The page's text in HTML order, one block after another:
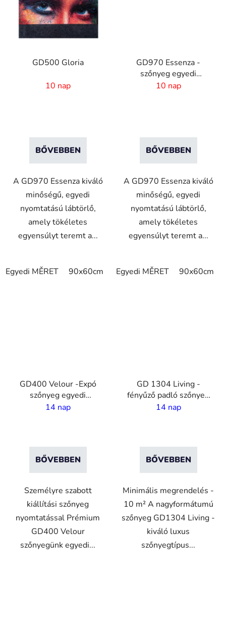
GD500 Gloria
10 nap
BŐVEBBEN
A GD970 Essenza kiváló
minőségű, egyedi
nyomtatású lábtörlő,
amely tökéletes
egyensúlyt teremt a...
Egyedi MĚRET 90x60cm 115x115cm 120x90cm
GD970 Essenza -
szőnyeg egyedi
nyomtatással
10 nap
BŐVEBBEN
A GD970 Essenza kiváló
minőségű, egyedi
nyomtatású lábtörlő,
amely tökéletes
egyensúlyt teremt a...
Egyedi MĚRET 90x60cm
GD400 Velour -Expó
szőnyeg egyedi
nyomtatással - 2 m
14 nap
BŐVEBBEN
Személyre szabott
kiállítási szőnyeg
nyomtatással Prémium
GD400 Velour
szőnyegünk egyedi...
GD 1304 Living -
fényűző padló szőnyeg
egyedi nyomatással - 4
14 nap
BŐVEBBEN
Minimális megrendelés -
10 m² A nagyformátumú
szőnyeg GD1304 Living -
kiváló luxus
szőnyegtípus...